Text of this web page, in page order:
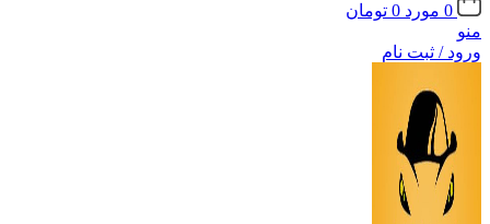
0 مورد 0 تومان
منو
ورود / ثبت نام